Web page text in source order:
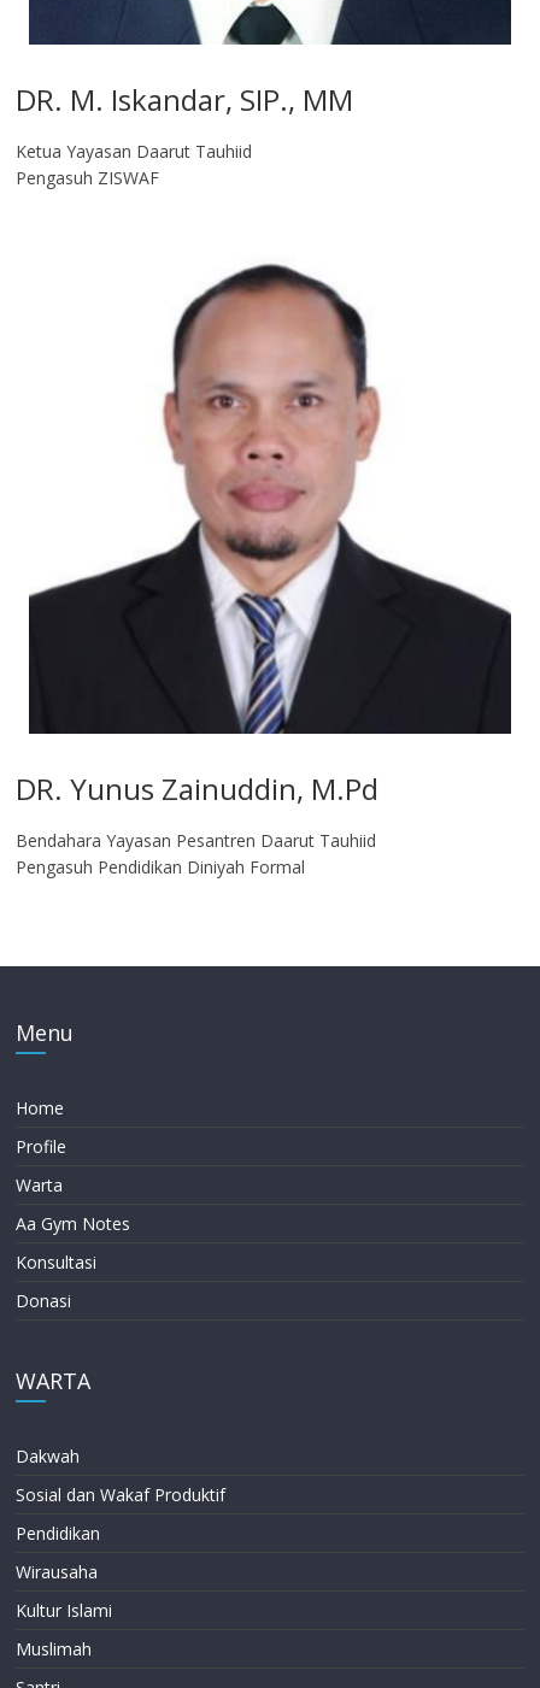
DR. M. Iskandar, SIP., MM
Ketua Yayasan Daarut Tauhiid
Pengasuh ZISWAF
DR. Yunus Zainuddin, M.Pd
Bendahara Yayasan Pesantren Daarut Tauhiid
Pengasuh Pendidikan Diniyah Formal
Menu
Home
Profile
Warta
Aa Gym Notes
Konsultasi
Donasi
WARTA
Dakwah
Sosial dan Wakaf Produktif
Pendidikan
Wirausaha
Kultur Islami
Muslimah